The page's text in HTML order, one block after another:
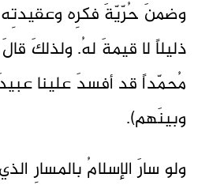
وضمنَ حُرّيّةَ فكرِه
ذليلاً لا قيمةَ لهُ. ولذلكَ
مُحمّداً قد أفسدَ علينا
وبينَهم).
ولو سارَ الإسلامُ بالمسارِ